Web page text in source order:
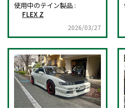
使用中のテイン製品 :
FLEX Z
2026/03/27